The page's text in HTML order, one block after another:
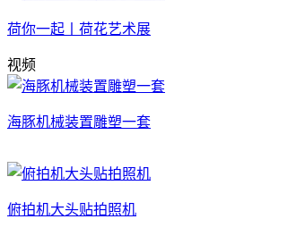
荷你一起丨荷花艺术展
视频
海豚机械装置雕塑一套
俯拍机大头贴拍照机